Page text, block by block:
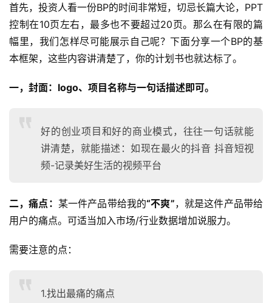
首先，投资人看一份BP的时间非常短，切忌长篇大论，PPT
控制在10页左右，最多也不要超过20页。那么在有限的篇
幅里，我们怎样尽可能展示自己呢？下面分享一个BP的基
本框架，这些内容讲清楚了，你的计划书也就达标了。
一，封面：logo、项目名称与一句话描述即可。
好的创业项目和好的商业模式，往往一句话就能
讲清楚，就能描述：如现在最火的抖音 抖音短视
频-记录美好生活的视频平台
二，痛点： 某一件产品带给我的“不爽”，就是这件产品带给
用户的痛点。可适当加入市场/行业数据增加说服力。
需要注意的点：
1.找出最痛的痛点